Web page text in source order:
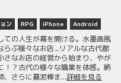
ン RPG iPhone Android
ての人生が幕を開ける。水墨画風
らぶ様々なお店...リアルな古代都
さなお店の経営から始まり、やが
！？古代の様々な職業を体感。納
、さらに墓泥棒ま...詳細を見る